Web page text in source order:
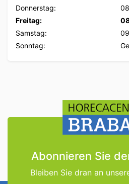
Donnerstag:
Freitag:
Samstag:
Sonntag:
Abonnieren Sie
Bleiben Sie dran an